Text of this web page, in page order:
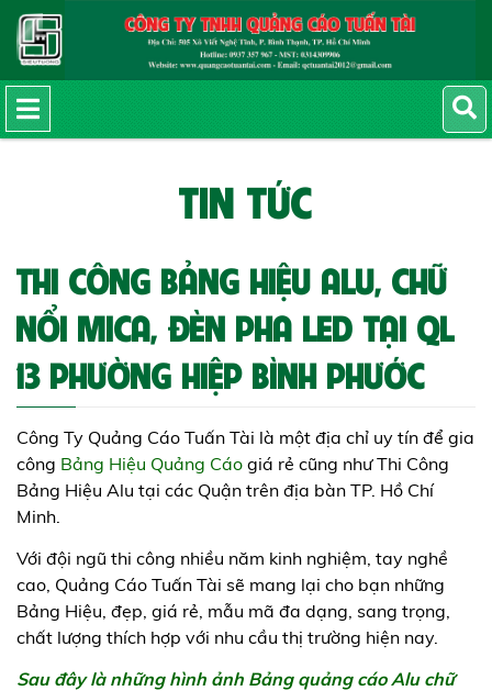
TIN TỨC
THI CÔNG BẢNG HIỆU ALU, CHỮ
NỔI MICA, ĐÈN PHA LED TẠI QL
13 PHƯỜNG HIỆP BÌNH PHƯỚC
Công Ty Quảng Cáo Tuấn Tài là một địa chỉ uy tín để gia
công Bảng Hiệu Quảng Cáo giá rẻ cũng như Thi Công
Bảng Hiệu Alu tại các Quận trên địa bàn TP. Hồ Chí
Minh.
Với đội ngũ thi công nhiều năm kinh nghiệm, tay nghề
cao, Quảng Cáo Tuấn Tài sẽ mang lại cho bạn những
Bảng Hiệu, đẹp, giá rẻ, mẫu mã đa dạng, sang trọng,
chất lượng thích hợp với nhu cầu thị trường hiện nay.
Sau đây là những hình ảnh Bảng quảng cáo Alu chữ